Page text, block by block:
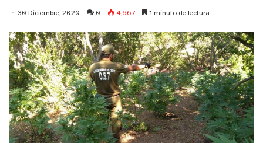
30 Diciembre, 2020 0 4,667 1 minuto de lectura